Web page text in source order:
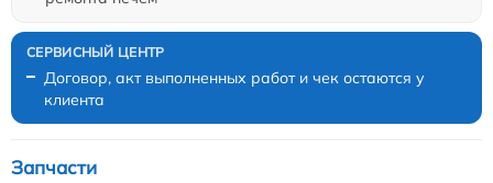
Договор, акт выполненных работ и чек остаются у
клиента
Запчасти